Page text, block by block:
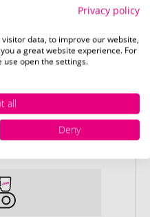
Motivs
Ihr Logo
keine
haben,
Privacy policy
data, to improve our website,
a great website experience. For
open the settings.
all
Deny